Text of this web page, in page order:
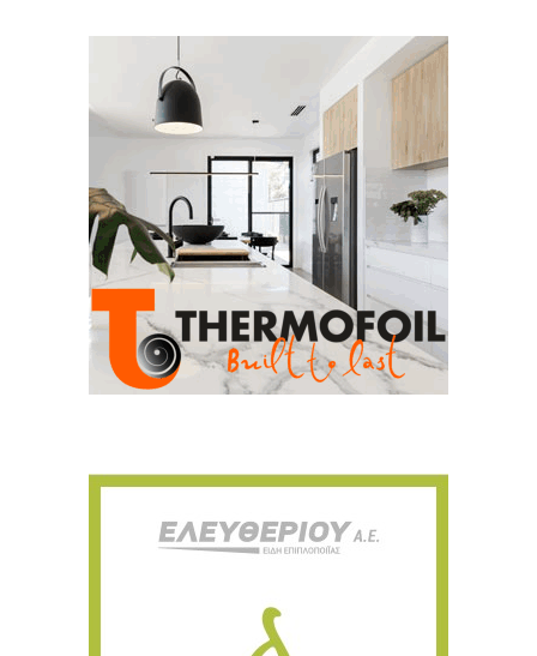
Για να μαθαίνετε πρώτοι τα νέα και όλες
τις τάσεις του κλάδου, εγγραφείτε στο
newsletter μας!
Email
Γράψτε εδώ το email σας
ΕΓΓΡΑΦΉ